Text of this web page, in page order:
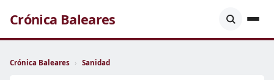
Crónica Baleares
Crónica Baleares › Sanidad